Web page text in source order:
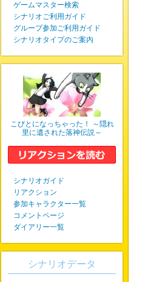
ゲームマスター検索
シナリオご利用ガイド
グループ参加ご利用ガイド
シナリオタイプのご案内
こびとになっちゃった！ ～隠れ
里に遺された落神伝説～
シナリオガイド
リアクション
参加キャラクター一覧
コメントページ
ダイアリー一覧
シナリオデータ